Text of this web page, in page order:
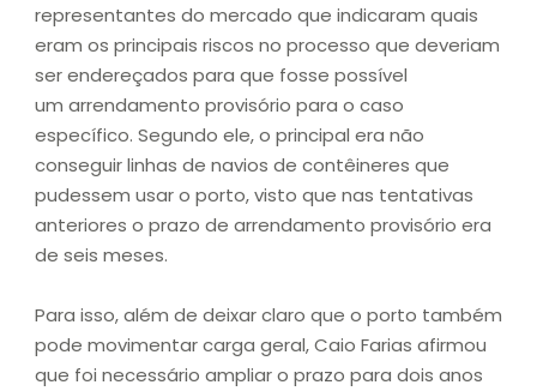
representantes do mercado que indicaram quais
eram os principais riscos no processo que deveriam
ser endereçados para que fosse possível
um arrendamento provisório para o caso
específico. Segundo ele, o principal era não
conseguir linhas de navios de contêineres que
pudessem usar o porto, visto que nas tentativas
anteriores o prazo de arrendamento provisório era
de seis meses.
Para isso, além de deixar claro que o porto também
pode movimentar carga geral, Caio Farias afirmou
que foi necessário ampliar o prazo para dois anos